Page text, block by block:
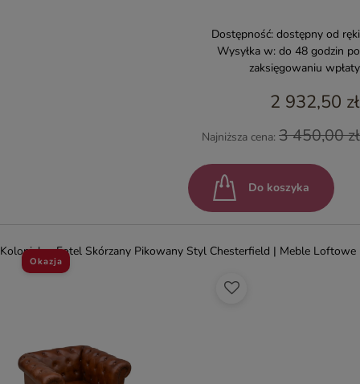
Dostępność: dostępny od ręki
Wysyłka w: do 48 godzin po
zaksięgowaniu wpłaty
2 932,50 zł
Najniższa cena: 3 450,00 zł
Do koszyka
Kolonialny Fotel Skórzany Pikowany Styl Chesterfield | Meble Loftowe
Okazja